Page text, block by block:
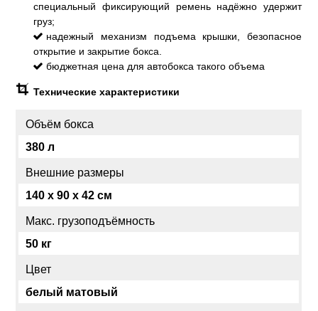
специальный фиксирующий ремень надёжно удержит
груз;
надежный механизм подъема крышки, безопасное
открытие и закрытие бокса.
бюджетная цена для автобокса такого объема
Технические характеристики
Объём бокса
380 л
Внешние размеры
140 x 90 x 42 см
Макс. грузоподъёмность
50 кг
Цвет
белый матовый